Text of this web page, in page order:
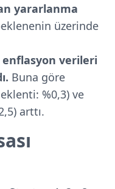
yararlanma
üzerinde
enflasyon verileri
Buna göre
%0,3) ve
arttı.